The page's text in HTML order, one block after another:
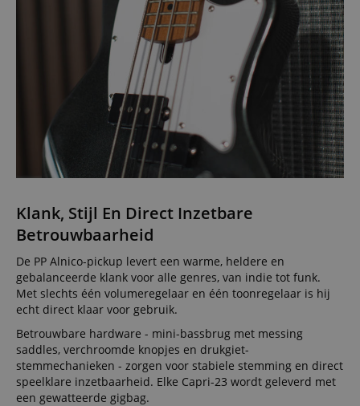
Klank, Stijl En Direct Inzetbare
Betrouwbaarheid
De PP Alnico-pickup levert een warme, heldere en
gebalanceerde klank voor alle genres, van indie tot funk.
Met slechts één volumeregelaar en één toonregelaar is hij
echt direct klaar voor gebruik.
Betrouwbare hardware - mini-bassbrug met messing
saddles, verchroomde knopjes en drukgiet-
stemmechanieken - zorgen voor stabiele stemming en direct
speelklare inzetbaarheid. Elke Capri-23 wordt geleverd met
een gewatteerde gigbag.